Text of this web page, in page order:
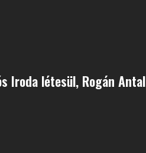
Iroda létesül, Rogán Antal